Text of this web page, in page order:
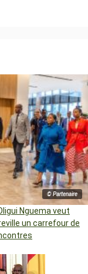
© Partenaire
Nguema veut
un carrefour de